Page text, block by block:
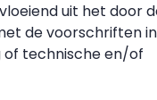
uit het door
de voorschriften
of technische en/of